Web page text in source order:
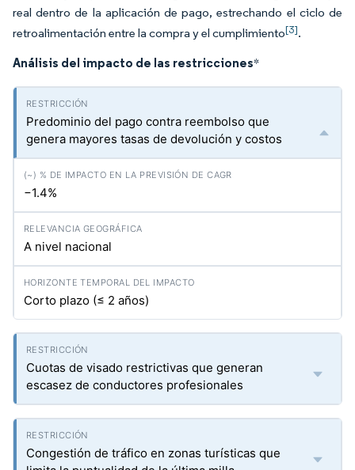
real dentro de la aplicación de pago, estrechando el ciclo de
retroalimentación entre la compra y el cumplimiento[3].
Análisis del impacto de las restricciones*
Predominio del pago contra reembolso que
genera mayores tasas de devolución y costos
−1.4%
A nivel nacional
Corto plazo (≤ 2 años)
Cuotas de visado restrictivas que generan
escasez de conductores profesionales
Congestión de tráfico en zonas turísticas que